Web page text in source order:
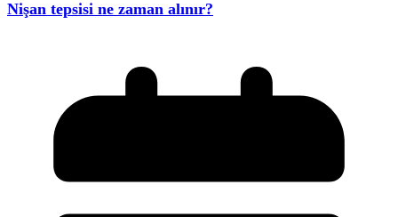
Nişan tepsisi ne zaman alınır?